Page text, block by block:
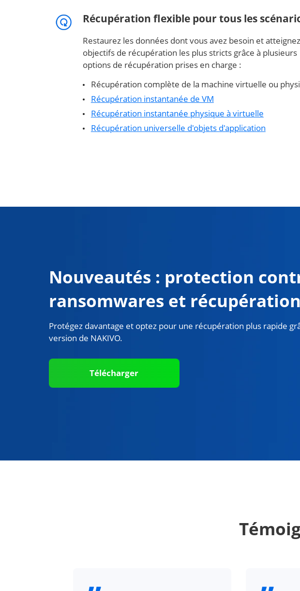
Récupération flexible pour tous les
Restaurez les données dont vous avez besoin et
objectifs de récupération les plus stricts grâce à plusieurs
options de récupération prises en charge :
Récupération complète de la machine virtuelle ou
Récupération instantanée de VM
Récupération instantanée physique à virtuelle
Récupération universelle d'objets d'application
Nouveautés : protection
ransomwares et récupération
Protégez davantage et optez pour une récupération plus rapide
version de NAKIVO.
Télécharger